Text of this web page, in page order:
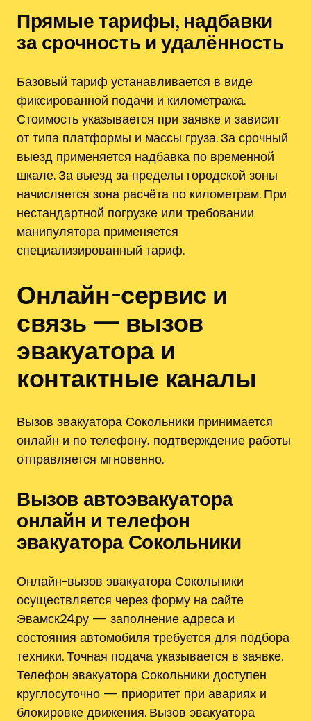
Прямые тарифы‚ надбавки
за срочность и удалённость
Базовый тариф устанавливается в виде
фиксированной подачи и километража.
Стоимость указывается при заявке и зависит
от типа платформы и массы груза. За срочный
выезд применяется надбавка по временной
шкале. За выезд за пределы городской зоны
начисляется зона расчёта по километрам. При
нестандартной погрузке или требовании
манипулятора применяется
специализированный тариф.
Онлайн-сервис и
связь — вызов
эвакуатора и
контактные каналы
Вызов эвакуатора Сокольники принимается
онлайн и по телефону‚ подтверждение работы
отправляется мгновенно.
Вызов автоэвакуатора
онлайн и телефон
эвакуатора Сокольники
Онлайн-вызов эвакуатора Сокольники
осуществляется через форму на сайте
Эвамск24.ру — заполнение адреса и
состояния автомобиля требуется для подбора
техники. Точная подача указывается в заявке.
Телефон эвакуатора Сокольники доступен
круглосуточно — приоритет при авариях и
блокировке движения. Вызов эвакуатора